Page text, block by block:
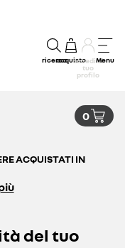
ricercaacquistoaccedi al
tuo
profilo
Menu
0
ACQUISTATI IN
del tuo